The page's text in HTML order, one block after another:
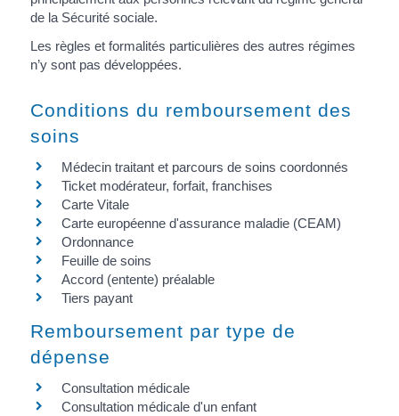
de la Sécurité sociale.
Les règles et formalités particulières des autres régimes
n’y sont pas développées.
Conditions du remboursement des
soins
Médecin traitant et parcours de soins coordonnés
Ticket modérateur, forfait, franchises
Carte Vitale
Carte européenne d'assurance maladie (CEAM)
Ordonnance
Feuille de soins
Accord (entente) préalable
Tiers payant
Remboursement par type de
dépense
Consultation médicale
Consultation médicale d'un enfant